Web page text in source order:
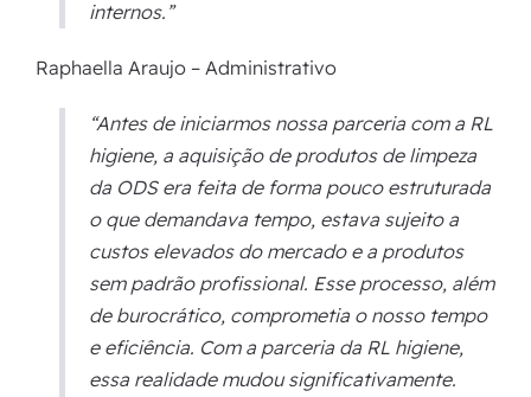
internos.”
Raphaella Araujo – Administrativo
“Antes de iniciarmos nossa parceria com a RL
higiene, a aquisição de produtos de limpeza
da ODS era feita de forma pouco estruturada
o que demandava tempo, estava sujeito a
custos elevados do mercado e a produtos
sem padrão profissional. Esse processo, além
de burocrático, comprometia o nosso tempo
e eficiência. Com a parceria da RL higiene,
essa realidade mudou significativamente.